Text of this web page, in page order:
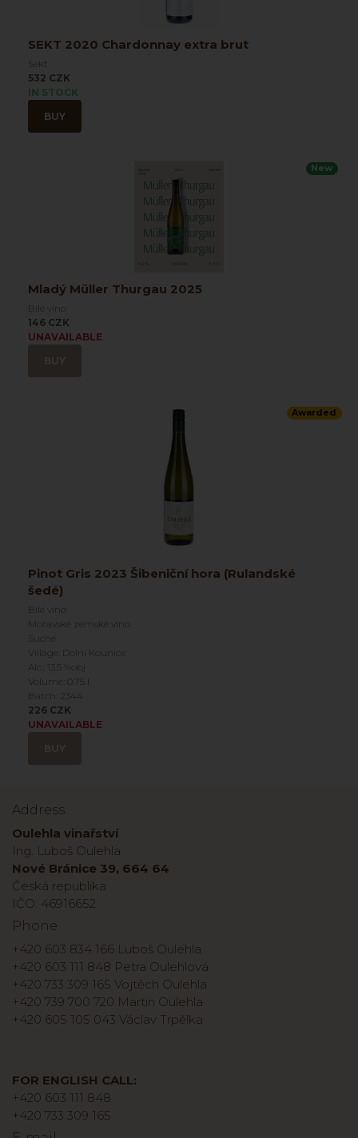
SEKT 2020 Chardonnay extra brut
Sekt
532 CZK
IN STOCK
BUY
New
Mladý Müller Thurgau 2025
Bílé víno
146 CZK
UNAVAILABLE
Awarded
Pinot Gris 2023 Šibeniční hora (Rulandské
šedé)
Bílé víno
Moravské zemské víno
Suché
Village: Dolní Kounice
Alc.: 13.5 %obj
Volume: 0.75 l
Batch: 2344
226 CZK
UNAVAILABLE
Address
Oulehla vinařství
Ing. Luboš Oulehla
Nové Bránice 39, 664 64
Česká republika
IČO: 46916652
Phone
+420 603 834 166 Luboš Oulehla
+420 603 111 848 Petra Oulehlová
+420 733 309 165 Vojtěch Oulehla
+420 739 700 720 Martin Oulehla
+420 605 105 043 Václav Trpělka
FOR ENGLISH CALL:
+420 603 111 848
+420 733 309 165